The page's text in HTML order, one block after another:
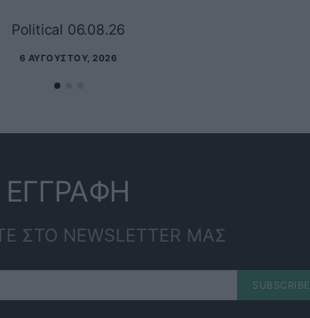
Political 06.08.26
6 ΑΥΓΟΎΣΤΟΥ, 2026
ΕΓΓΡΑΦΗ
ΣΤΟ NEWSLETTER ΜΑΣ
SUBSCRIBE